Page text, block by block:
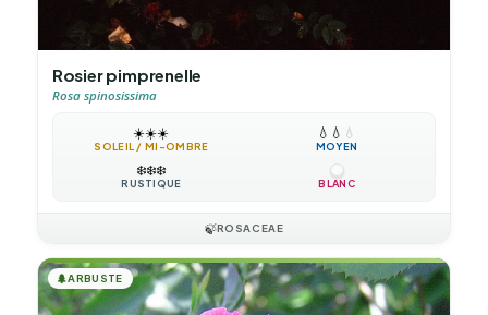
Rosier pimprenelle
Rosa spinosissima
☀️☀️☀️
SOLEIL / MI-OMBRE
💧 💧 💧
MOYEN
❄️❄️❄️
RUSTIQUE BLANC
🍃ROSACEAE
🌲ARBUSTE